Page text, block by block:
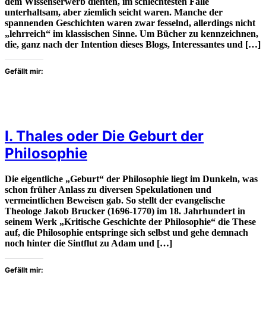
unterhaltsam, aber ziemlich seicht waren. Manche der
spannenden Geschichten waren zwar fesselnd, allerdings nicht
„lehrreich“ im klassischen Sinne. Um Bücher zu kennzeichnen,
die, ganz nach der Intention dieses Blogs, Interessantes und […]
Gefällt mir:
I. Thales oder Die Geburt der
Philosophie
Die eigentliche „Geburt“ der Philosophie liegt im Dunkeln, was
schon früher Anlass zu diversen Spekulationen und
vermeintlichen Beweisen gab. So stellt der evangelische
Theologe Jakob Brucker (1696-1770) im 18. Jahrhundert in
seinem Werk „Kritische Geschichte der Philosophie“ die These
auf, die Philosophie entspringe sich selbst und gehe demnach
noch hinter die Sintflut zu Adam und […]
Gefällt mir: